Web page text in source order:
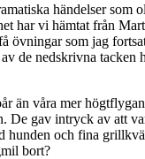
händelser
har vi hämtat från
övningar som jag
de nedskrivna
än våra mer
De gav intryck av att
hunden och fina
bort?